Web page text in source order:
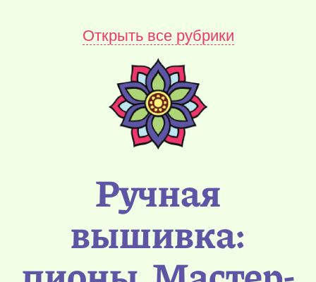
Открыть все рубрики
Ручная
вышивка: